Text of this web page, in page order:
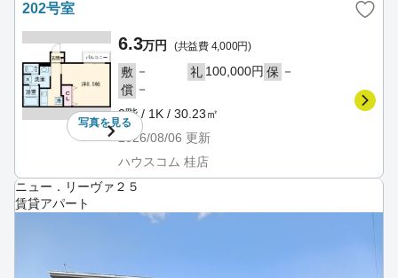
202号室
写真を見る
6.3万円 (共益費 4,000円)
敷 － 礼 100,000円 保 －
償 －
2階 / 1K / 30.23㎡
2026/08/06 更新
ハウスコム 桂店
ニュー．リーヴァ２５
賃貸アパート